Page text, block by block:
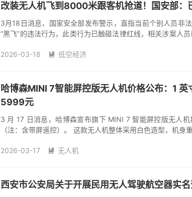
改装无人机飞到8000米跟客机抢道！国安部：
3月18日消息，国家安全部发布警示，直指当前个别人员非
“黑飞”的违法行为，此类行为已触碰法律红线，相关涉案人
2026-03-18
 低空经济
哈博森MINI 7智能屏控版无人机价格公布：1 英
5999元
3 月 17 日消息，哈博森宣布旗下 MINI 7 智能屏控版无人
（注：含带屏遥控）。 这款无人机整体采用白色造型，机身
2026-03-17
 无人机
西安市公安局关于开展民用无人驾驶航空器实